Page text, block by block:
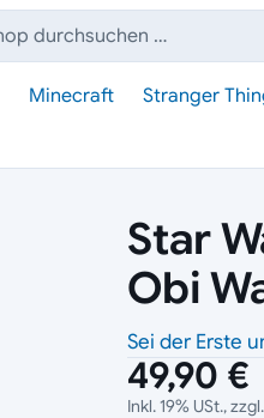
Minecraft Stranger
Star
Obi
Sei der Erste
49,90 €
Inkl. 19% USt.,